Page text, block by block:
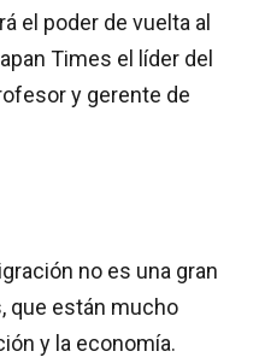
el poder de vuelta al
Times el líder del
y gerente de
no es una gran
que están mucho
y la economía.